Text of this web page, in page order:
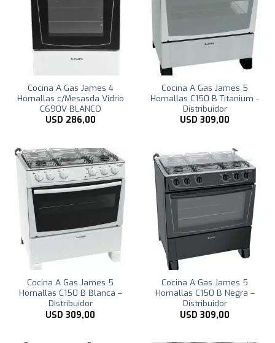
Cocina A Gas James 4
Hornallas c/Mesasda Vidrio
C690V BLANCO
USD 286,00
Cocina A Gas James 5
Hornallas C150 B Titanium -
Distribuidor
USD 309,00
Cocina A Gas James 5
Hornallas C150 B Blanca –
Distribuidor
USD 309,00
Cocina A Gas James 5
Hornallas C150 B Negra –
Distribuidor
USD 309,00